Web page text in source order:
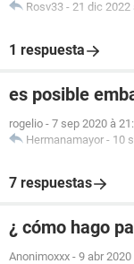
Rosv33 - 21 dic 2022
1 respuesta
es posible
rogelio - 7 sep 2020 à
Hermanamayor - 10
7 respuestas
¿ cómo hago
Anonimoxxx - 9 abr 2020